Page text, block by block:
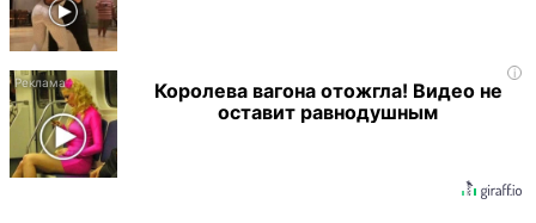
i
Королева вагона отожгла! Видео не
оставит равнодушным